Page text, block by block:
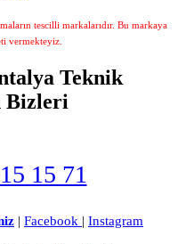
tescilli markalarıdır. Bu markaya
vermekteyiz.
Teknik
Bizleri
15 71
| Facebook | Instagram